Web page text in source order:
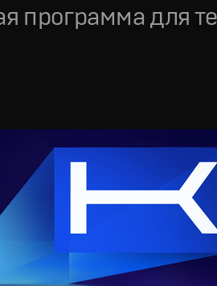
программа для